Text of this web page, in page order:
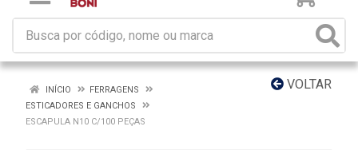
VOLTAR
INÍCIO
FERRAGENS
ESTICADORES E GANCHOS
ESCAPULA N10 C/100 PEÇAS